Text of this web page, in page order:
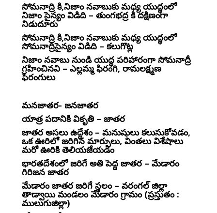
సోమనాద్రి కి,నిజాం నవాబుకు మధ్య యుద్ధంలో
నిజాం సైన్యం విడిది – తుంగభద్ర కి దక్షిణంగా
నిడుదూరు
సోమనాద్రి కి,నిజాం నవాబుకు మధ్య యుద్ధంలో
సోమనాద్రిసైన్యం విడిది – కలుగొట్ల
నిజాం నవాబు నుండి యుద్ధ పరిహారంగా సోమనాద్రీ
గ్రహించినవి – ఎల్లమ్మ ఫిరంగి, రామలక్ష్మణ
ఫిరంగులు
మనజాతర- జనజాతర
యాత్ర పదానికి వికృతి – జాతర
జాతర అసలు ఉద్దేశం – మనుషులు కలుసుకోవడం,
ఒక ఊరిలో జరిగిన మార్పులు, వింతలు విశేషాలు
మరో ఊరికి తెలియజేయడం
భారతదేశంలో జరిగే అతి పెద్ద జాతర – మేడారం
గిరిజన జాతర
మేడారం జాతర జరిగే స్థలం – వరంగల్ జిల్లా
తాడ్వాయి మండలం మేడారం గ్రామం (ప్రస్తుతం :
ములుగుజిల్లా)